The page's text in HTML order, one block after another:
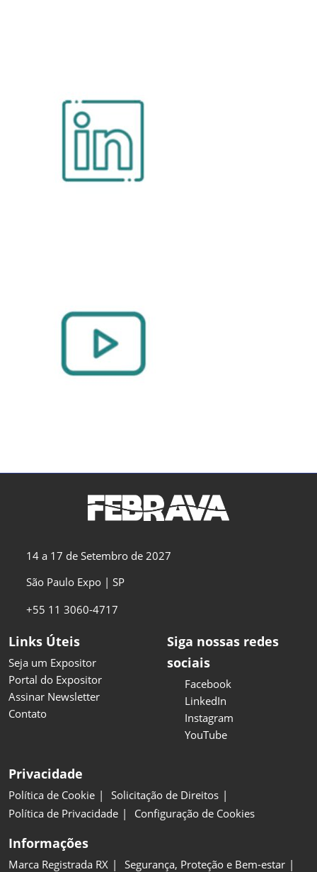
14 a 17 de Setembro de 2027
São Paulo Expo | SP
+55 11 3060-4717
Links Úteis
Seja um Expositor
Portal do Expositor
Assinar Newsletter
Contato
Siga nossas redes
sociais
Facebook
LinkedIn
Instagram
YouTube
Privacidade
Política de Cookie
Solicitação de Direitos
Política de Privacidade
Configuração de Cookies
Informações
Marca Registrada RX Segurança, Proteção e Bem-estar